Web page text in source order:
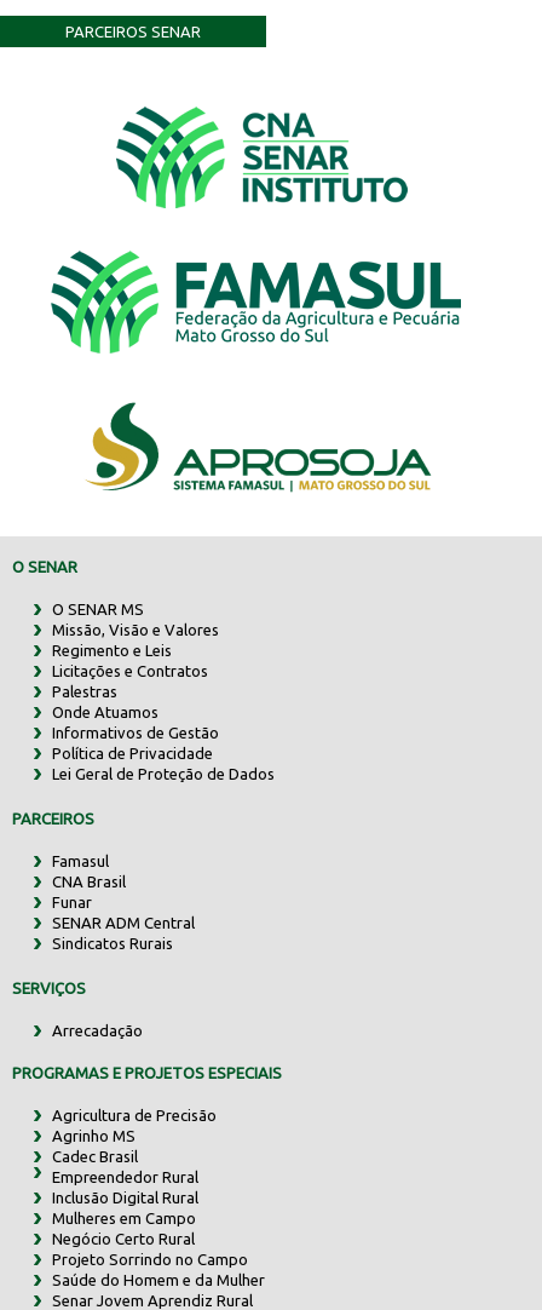
PARCEIROS SENAR
O SENAR
O SENAR MS
Missão, Visão e Valores
Regimento e Leis
Licitações e Contratos
Palestras
Onde Atuamos
Informativos de Gestão
Política de Privacidade
Lei Geral de Proteção de Dados
PARCEIROS
Famasul
CNA Brasil
Funar
SENAR ADM Central
Sindicatos Rurais
SERVIÇOS
Arrecadação
PROGRAMAS E PROJETOS ESPECIAIS
Agricultura de Precisão
Agrinho MS
Cadec Brasil
Empreendedor Rural
Inclusão Digital Rural
Mulheres em Campo
Negócio Certo Rural
Projeto Sorrindo no Campo
Saúde do Homem e da Mulher
Senar Jovem Aprendiz Rural